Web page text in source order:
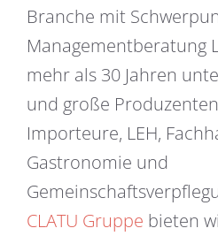
Branche mit
Managementberatung
mehr als 30 Jahren
und große
Importeure, LEH,
Gastronomie und
CLATU Gruppe bieten